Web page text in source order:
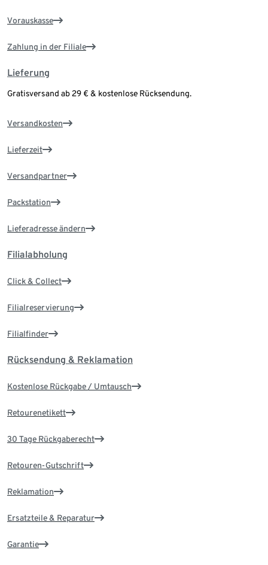
Vorauskasse
Zahlung in der Filiale
Lieferung
Gratisversand ab 29 € & kostenlose Rücksendung.
Versandkosten
Lieferzeit
Versandpartner
Packstation
Lieferadresse ändern
Filialabholung
Click & Collect
Filialreservierung
Filialfinder
Rücksendung & Reklamation
Kostenlose Rückgabe / Umtausch
Retourenetikett
30 Tage Rückgaberecht
Retouren-Gutschrift
Reklamation
Ersatzteile & Reparatur
Garantie